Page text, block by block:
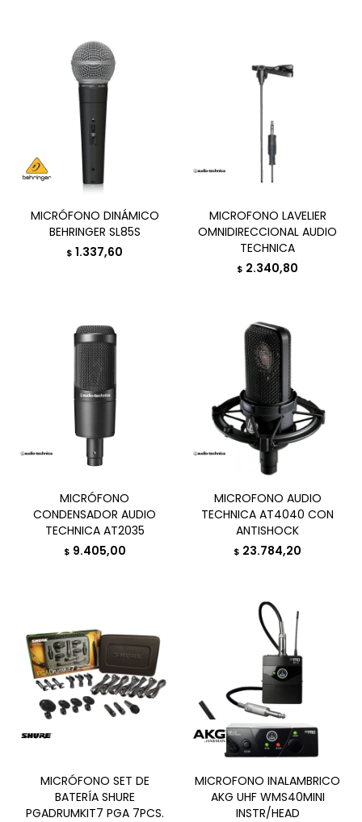
MICRÓFONO DINÁMICO
BEHRINGER SL85S
$ 1.337,60
MICROFONO LAVELIER
OMNIDIRECCIONAL AUDIO
TECHNICA
$ 2.340,80
MICRÓFONO
CONDENSADOR AUDIO
TECHNICA AT2035
$ 9.405,00
MICROFONO AUDIO
TECHNICA AT4040 CON
ANTISHOCK
$ 23.784,20
MICRÓFONO SET DE
BATERÍA SHURE
PGADRUMKIT7 PGA 7PCS.
MICROFONO INALAMBRICO
AKG UHF WMS40MINI
INSTR/HEAD